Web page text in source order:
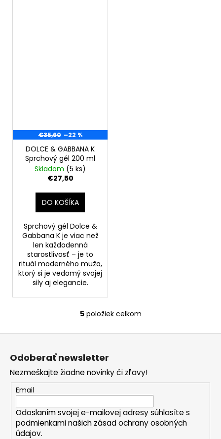
€35,60 –22 %
DOLCE & GABBANA K
Sprchový gél 200 ml
Skladom (5 ks)
€27,50
DO KOŠÍKA
Sprchový gél Dolce &
Gabbana K je viac než
len každodenná
starostlivosť – je to
rituál moderného muža,
ktorý si je vedomý svojej
sily aj elegancie.
O
v
a
c
i
e
p
r
5položiek celkom
Odoberať newsletter
Nezmeškajte žiadne novinky či zľavy!
Email
Odoslaním svojej e-mailovej adresy súhlasíte s
podmienkami našich zásad ochrany osobných
údajov.